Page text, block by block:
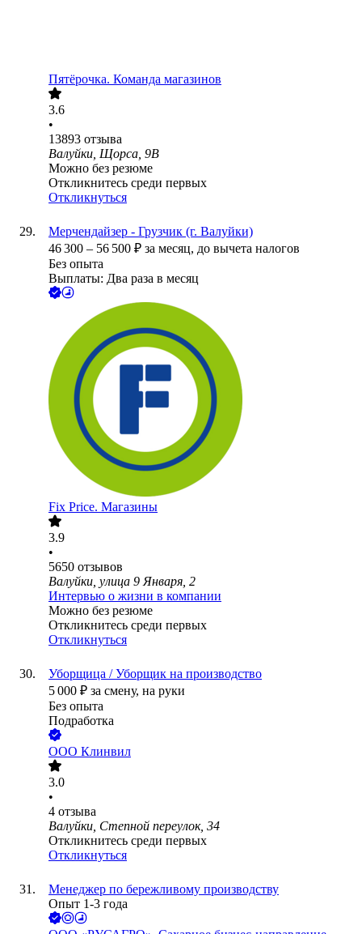
Пятёрочка. Команда магазинов
3.6
•
13893 отзыва
Валуйки, Щорса, 9В
Можно без резюме
Откликнитесь среди первых
Откликнуться
Мерчендайзер - Грузчик (г. Валуйки)
46 300 – 56 500 ₽ за месяц, до вычета налогов
Без опыта
Выплаты: Два раза в месяц
Fix Price. Магазины
3.9
•
5650 отзывов
Валуйки, улица 9 Января, 2
Интервью о жизни в компании
Можно без резюме
Откликнитесь среди первых
Откликнуться
Уборщица / Уборщик на производство
5 000 ₽ за смену, на руки
Без опыта
Подработка
ООО Клинвил
3.0
•
4 отзыва
Валуйки, Степной переулок, 34
Откликнитесь среди первых
Откликнуться
Менеджер по бережливому производству
Опыт 1-3 года